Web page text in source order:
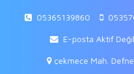
05365139860
E-posta Aktif
çekmece Mah.